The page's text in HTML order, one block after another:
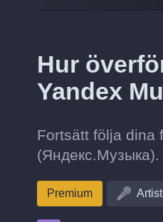
Hur
Yandex
Fortsätt följa dina
(Яндекс.Музыка).
Premium